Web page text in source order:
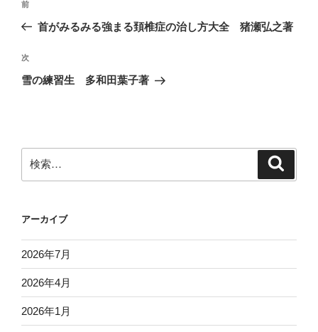
ビ
ゲ
ン
前
の
稿
前
首がみるみる強まる頚椎症の治し方大全 猪瀬弘之著
次
の
次
雪の練習生 多和田葉子著
索:
アーカイブ
2026年7月
2026年4月
2026年1月